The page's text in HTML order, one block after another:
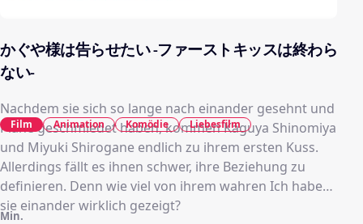
かぐや様は告らせたい -ファーストキッスは終わら
ない-
Nachdem sie sich so lange nach einander gesehnt und
Pläne geschmiedet haben, kommen Kaguya Shinomiya
und Miyuki Shirogane endlich zu ihrem ersten Kuss.
Allerdings fällt es ihnen schwer, ihre Beziehung zu
definieren. Denn wie viel von ihrem wahren Ich haben
sie einander wirklich gezeigt?
Min.
Film Animation Komödie Liebesfilm